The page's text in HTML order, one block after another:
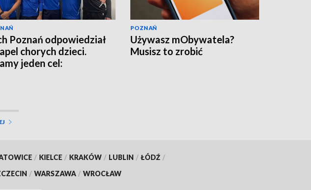
Poznań odpowiedział
chorych dzieci.
jeden cel:
POZNAŃ
Używasz mObywatela?
Musisz to zrobić
/ KIELCE / KRAKÓW / LUBLIN / ŁÓDŹ /
/ WARSZAWA / WROCŁAW